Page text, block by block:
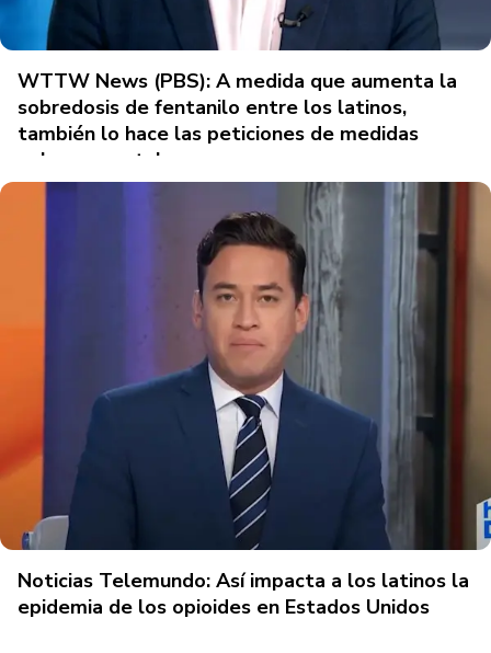
WTTW News (PBS): A medida que aumenta la
sobredosis de fentanilo entre los latinos,
también lo hace las peticiones de medidas
gubernamentales
Noticias Telemundo: Así impacta a los latinos la
epidemia de los opioides en Estados Unidos